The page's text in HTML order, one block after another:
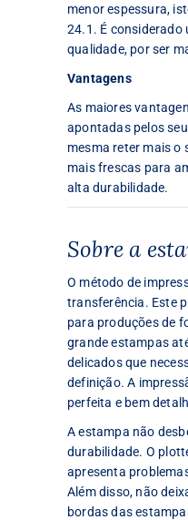
menor espessura,
24.1. É considerado
qualidade, por ser
Vantagens
As maiores
apontadas pelos
mesma reter mais o
mais frescas para
alta durabilidade.
Sobre a
O método de
transferência. Este
para produções de
grande estampas
delicados que
definição. A
perfeita e bem
A estampa não
durabilidade. O
apresenta
Além disso, não
bordas das